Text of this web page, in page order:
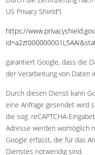
US Privacy Shield“)
https://
garantiert Google, dass die
der Verarbeitung von Daten
Durch diesen Dienst kann
eine Anfrage gesendet wird
die sog. reCAPTCHA-
Adresse werden womöglich
Google erfasst, die für das
Dienstes notwendig sind.